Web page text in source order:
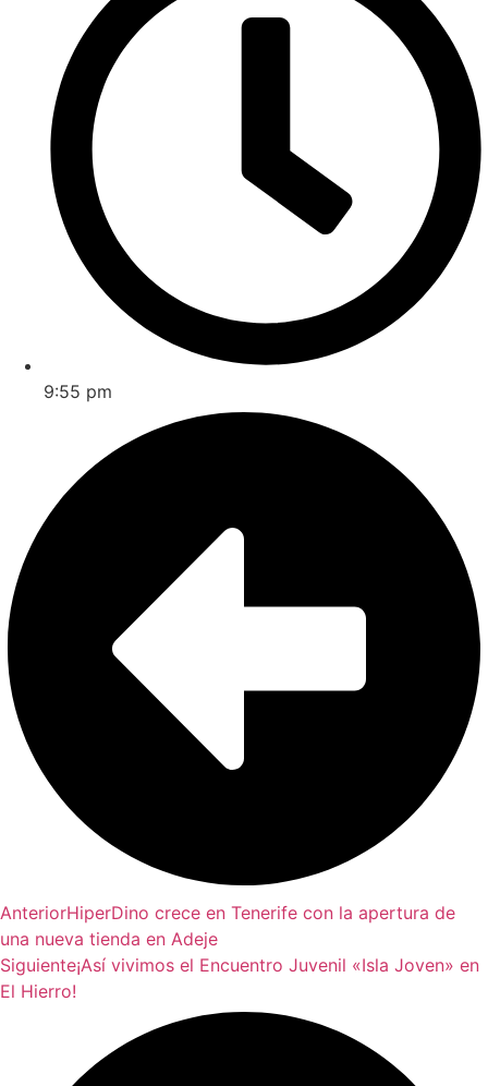
9:55 pm
AnteriorHiperDino crece en Tenerife con la apertura de
una nueva tienda en Adeje
Siguiente¡Así vivimos el Encuentro Juvenil «Isla Joven» en
El Hierro!